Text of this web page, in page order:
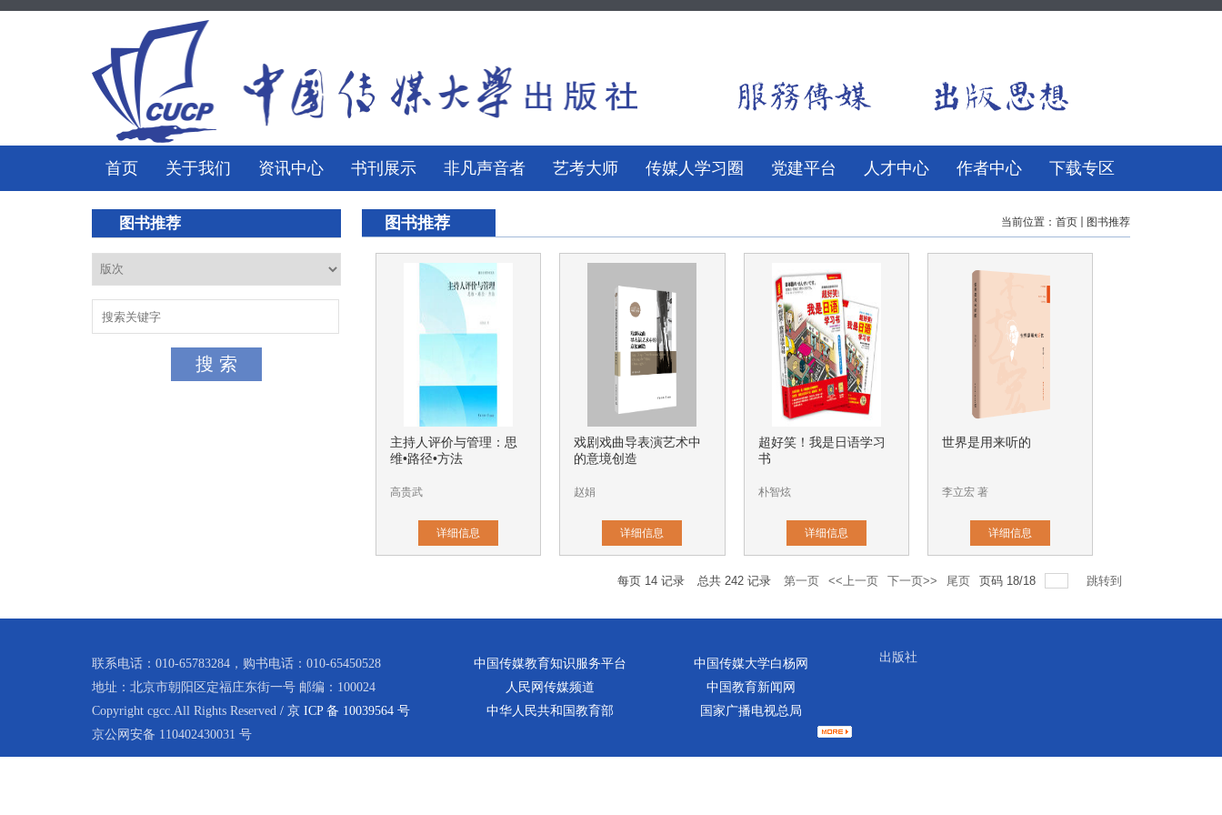
首页 关于我们 资讯中心 书刊展示 非凡声音者 艺考大师 传媒人学习圈 党建平台 人才中心 作者中心 下载专区
图书推荐 图书推荐 当前位置： 首页 图书推荐
主持人评价与管理：思
维•路径•方法
高贵武
详细信息
戏剧戏曲导表演艺术中
的意境创造
赵娟
详细信息
超好笑！我是日语学习
书
朴智炫
详细信息
世界是用来听的
李立宏 著
详细信息
每页 14 记录 总共 242 记录 第一页 <<上一页 下一页>> 尾页 页码 18/18 跳转到
联系电话：010-65783284，购书电话：010-65450528
地址：北京市朝阳区定福庄东街一号 邮编：100024
Copyright cgcc.All Rights Reserved / 京 ICP 备 10039564 号
京公网安备 110402430031 号
中国传媒教育知识服务平台
中国传媒大学白杨网
人民网传媒频道
中国教育新闻网
中华人民共和国教育部
国家广播电视总局
出版社